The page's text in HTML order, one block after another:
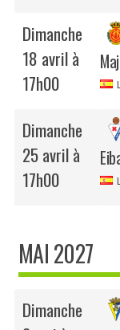
Dimanche
18 avril à
17h00
Dimanche
25 avril à
17h00
MAI 2027
Dimanche